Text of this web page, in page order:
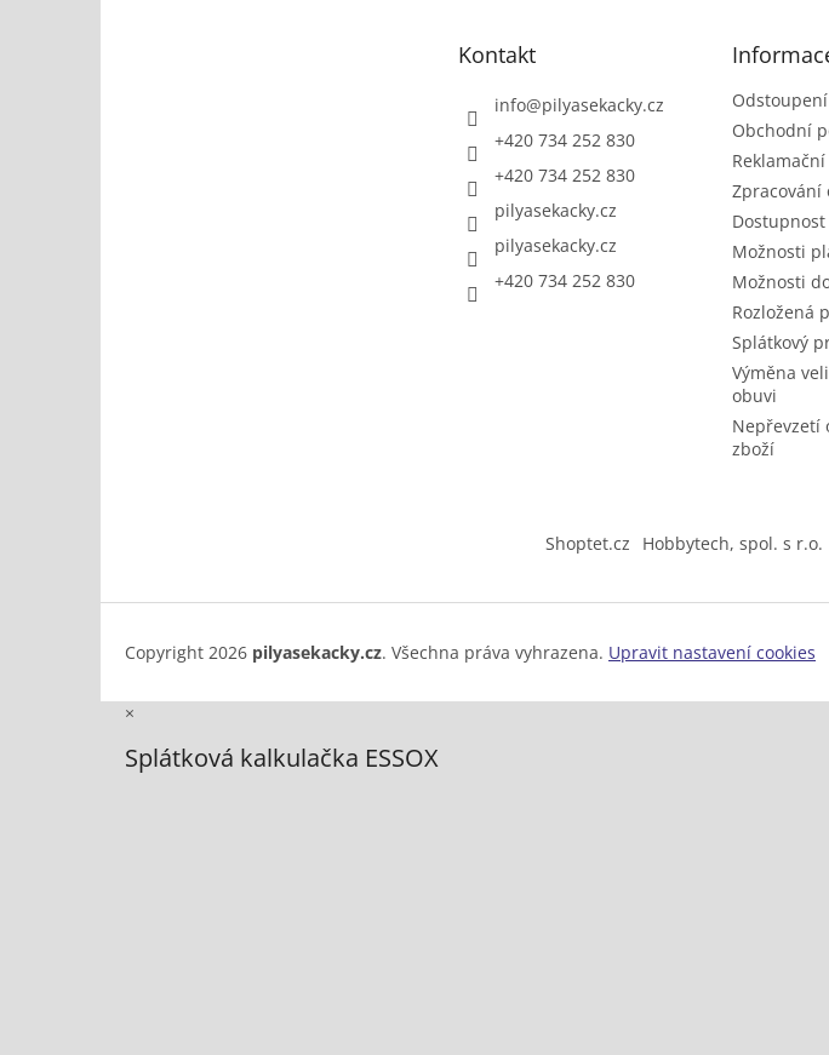
Kontakt
info@pilyasekacky.cz
+420 734 252 830
+420 734 252 830
pilyasekacky.cz
pilyasekacky.cz
+420 734 252 830
Obchodní
Zpracování
Možnosti
Možnosti
Rozložená
Splátkový
Výměna
obuvi
Nepřevzetí
zboží
Shoptet.cz Hobbytech, spol. s r.o.
Copyright 2026 pilyasekacky.cz. Všechna práva vyhrazena. Upravit nastavení cookies
×
Splátková kalkulačka ESSOX